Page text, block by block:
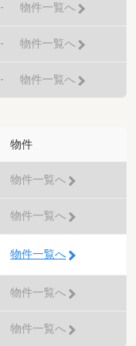
- 物件一覧へ
- 物件一覧へ
- 物件一覧へ
物件
物件一覧へ
物件一覧へ
物件一覧へ
物件一覧へ
物件一覧へ